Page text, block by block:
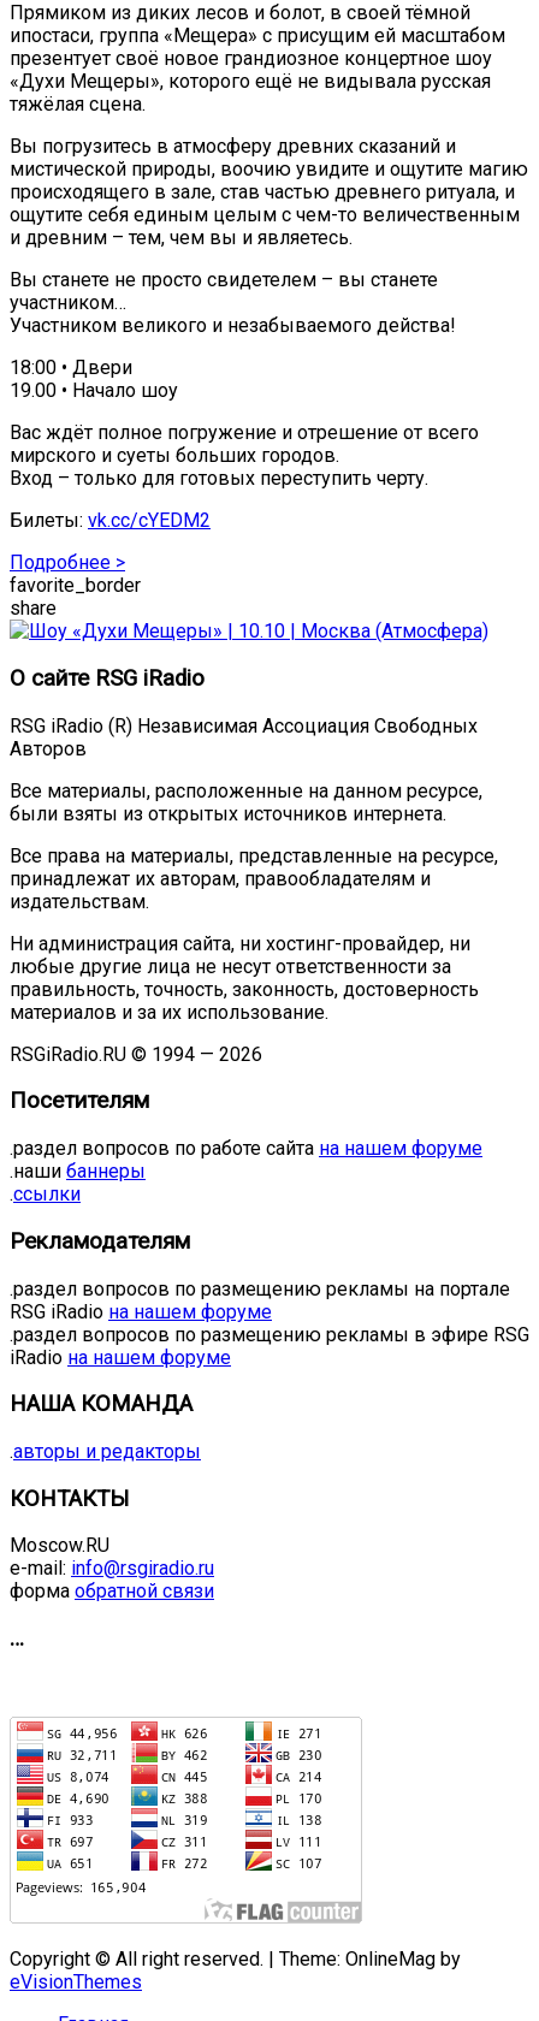
Прямиком из диких лесов и болот, в своей тёмной
ипостаси, группа «Мещера» с присущим ей масштабом
презентует своё новое грандиозное концертное шоу
«Духи Мещеры», которого ещё не видывала русская
тяжёлая сцена.
Вы погрузитесь в атмосферу древних сказаний и
мистической природы, воочию увидите и ощутите магию
происходящего в зале, став частью древнего ритуала, и
ощутите себя единым целым с чем-то величественным
и древним – тем, чем вы и являетесь.
Вы станете не просто свидетелем – вы станете
участником…
Участником великого и незабываемого действа!
18:00 • Двери
19.00 • Начало шоу
Вас ждёт полное погружение и отрешение от всего
мирского и суеты больших городов.
Вход – только для готовых переступить черту.
Билеты: vk.cc/cYEDM2
Подробнее >
favorite_border
share
О сайте RSG iRadio
RSG iRadio (R) Независимая Ассоциация Свободных
Авторов
Все материалы, расположенные на данном ресурсе,
были взяты из открытых источников интернета.
Все права на материалы, представленные на ресурсе,
принадлежат их авторам, правообладателям и
издательствам.
Ни администрация сайта, ни хостинг-провайдер, ни
любые другие лица не несут ответственности за
правильность, точность, законность, достоверность
материалов и за их использование.
RSGiRadio.RU © 1994 — 2026
Посетителям
.раздел вопросов по работе сайта на нашем форуме
.наши баннеры
.ссылки
Рекламодателям
.раздел вопросов по размещению рекламы на портале
RSG iRadio на нашем форуме
.раздел вопросов по размещению рекламы в эфире RSG
iRadio на нашем форуме
НАША КОМАНДА
.авторы и редакторы
КОНТАКТЫ
Moscow.RU
e-mail: info@rsgiradio.ru
форма обратной связи
…
Copyright © All right reserved. | Theme: OnlineMag by
eVisionThemes